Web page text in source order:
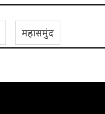
महासमुंद